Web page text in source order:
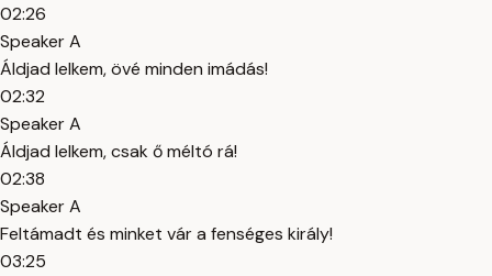
02:26
Speaker A
Áldjad lelkem, övé minden imádás!
02:32
Speaker A
Áldjad lelkem, csak ő méltó rá!
02:38
Speaker A
Feltámadt és minket vár a fenséges király!
03:25